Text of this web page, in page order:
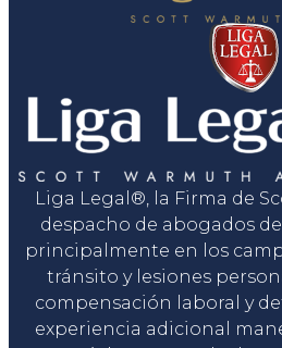
Liga Legal®, la Firma de
despacho de abogados
principalmente en los
tránsito y lesiones
compensación laboral y
experiencia adicional